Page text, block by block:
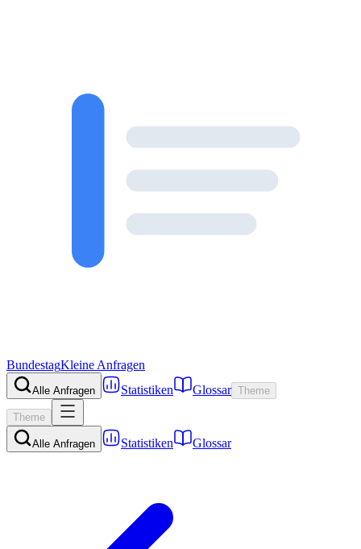
BundestagKleine Anfragen
Alle Anfragen Statistiken Glossar Theme
Theme
Alle Anfragen Statistiken Glossar